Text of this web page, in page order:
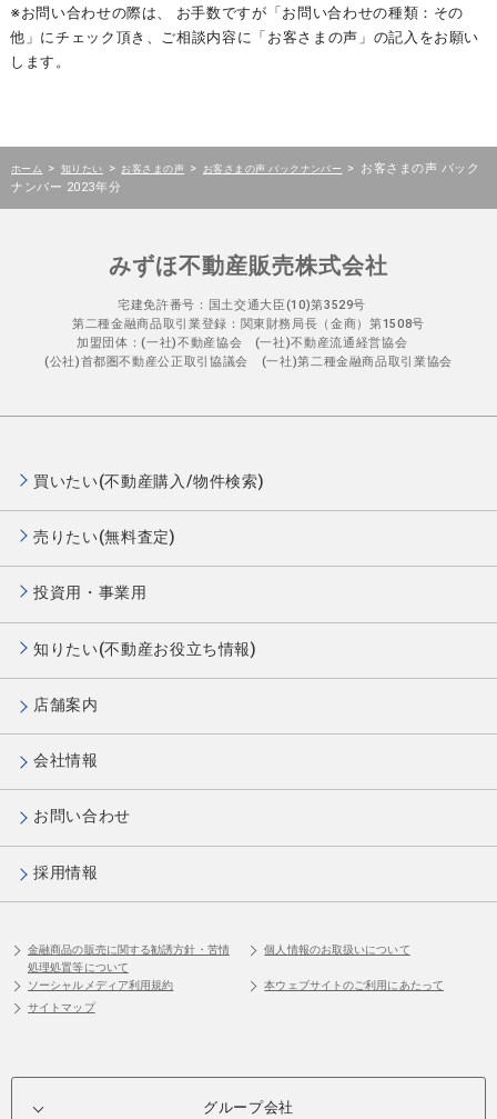
※お問い合わせの際は、 お手数ですが「お問い合わせの種類：その
他」にチェック頂き、ご相談内容に「お客さまの声」の記入をお願い
します。
ホーム > 知りたい > お客さまの声 > お客さまの声 バックナンバー > お客さまの声 バック
ナンバー 2023年分
みずほ不動産販売株式会社
宅建免許番号：国土交通大臣(10)第3529号
第二種金融商品取引業登録：関東財務局長（金商）第1508号
加盟団体：(一社)不動産協会 (一社)不動産流通経営協会
(公社)首都圏不動産公正取引協議会 (一社)第二種金融商品取引業協会
買いたい(不動産購入/物件検索)
売りたい(無料査定)
投資用・事業用
知りたい(不動産お役立ち情報)
店舗案内
会社情報
お問い合わせ
採用情報
金融商品の販売に関する勧誘方針・苦情
処理処置等について
個人情報のお取扱いについて
ソーシャルメディア利用規約
本ウェブサイトのご利用にあたって
サイトマップ
グループ会社